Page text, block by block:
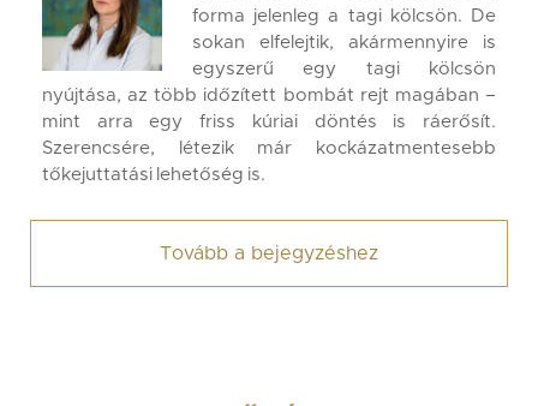
forma jelenleg a tagi kölcsön. De
sokan elfelejtik, akármennyire is
egyszerű egy tagi kölcsön
nyújtása, az több időzített bombát rejt magában –
mint arra egy friss kúriai döntés is ráerősít.
Szerencsére, létezik már kockázatmentesebb
tőkejuttatási lehetőség is.
Tovább a bejegyzéshez